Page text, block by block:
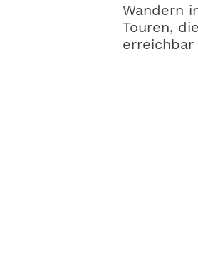
Wandern
Touren,
erreichbar